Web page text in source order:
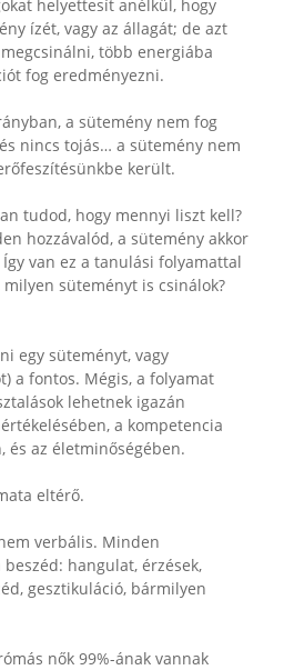
helyettesít anélkül, hogy
ízét, vagy az állagát; de azt
több energiába
fog eredményezni.
a sütemény nem fog
nincs tojás… a sütemény nem
került.
tudod, hogy mennyi liszt kell?
hozzávalód, a sütemény akkor
van ez a tanulási folyamattal
süteményt is csinálok?
egy süteményt, vagy
a fontos. Mégis, a folyamat
lehetnek igazán
a kompetencia
és az életminőségében.
eltérő.
verbális. Minden
hangulat, érzések,
gesztikuláció, bármilyen
nők 99%-ának vannak